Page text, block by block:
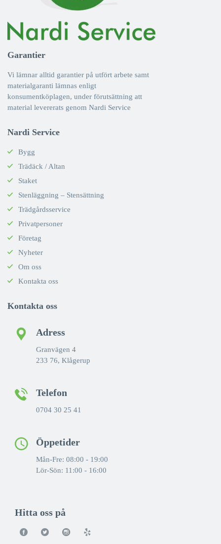
Garantier
Vi lämnar alltid garantier på utfört arbete samt
materialgaranti lämnas enligt
konsumentköplagen, under förutsättning att
material levererats genom Nardi Service
Nardi Service
Bygg
Trädäck / Altan
Staket
Stenläggning – Stensättning
Trädgårdsservice
Privatpersoner
Företag
Nyheter
Om oss
Kontakta oss
Kontakta oss
Adress
Granvägen 4
233 76, Klågerup
Telefon
0704 30 25 41
Öppetider
Mån-Fre: 08:00 - 19:00
Lör-Sön: 11:00 - 16:00
Hitta oss på